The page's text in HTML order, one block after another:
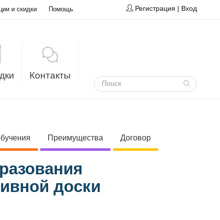
и скидки Помощь Регистрация | Вход
Контакты
Преимущества Договор
доски